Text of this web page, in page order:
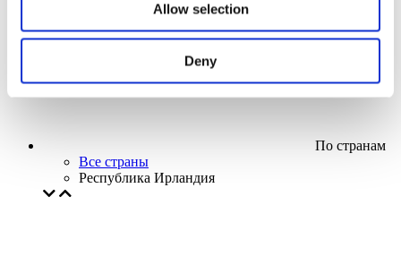
Allow selection
Deny
По странам
Все страны
Республика Ирландия